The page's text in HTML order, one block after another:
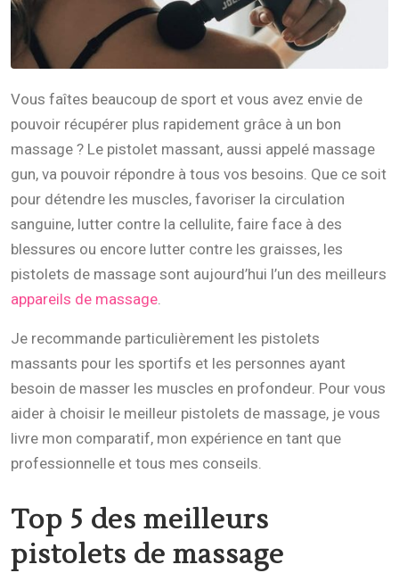
Vous faîtes beaucoup de sport et vous avez envie de
pouvoir récupérer plus rapidement grâce à un bon
massage ? Le pistolet massant, aussi appelé massage
gun, va pouvoir répondre à tous vos besoins. Que ce soit
pour détendre les muscles, favoriser la circulation
sanguine, lutter contre la cellulite, faire face à des
blessures ou encore lutter contre les graisses, les
pistolets de massage sont aujourd’hui l’un des meilleurs
appareils de massage.
Je recommande particulièrement les pistolets
massants pour les sportifs et les personnes ayant
besoin de masser les muscles en profondeur. Pour vous
aider à choisir le meilleur pistolets de massage, je vous
livre mon comparatif, mon expérience en tant que
professionnelle et tous mes conseils.
Top 5 des meilleurs
pistolets de massage